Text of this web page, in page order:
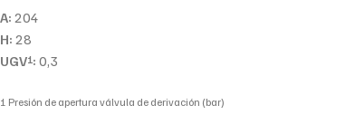
A: 204
H: 28
UGV1: 0,3
1 Presión de apertura válvula de derivación (bar)